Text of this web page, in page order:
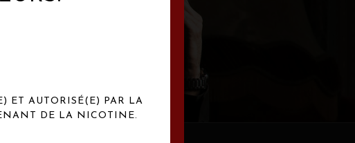
ET AUTORISÉ(E) PAR LA
DE LA NICOTINE.